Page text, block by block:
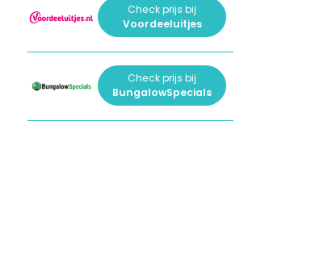
Check prijs bij
Voordeeluitjes
Check prijs bij
BungalowSpecials